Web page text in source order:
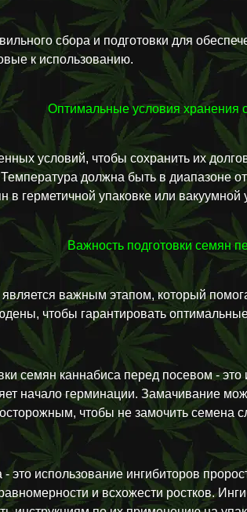
сбора и подготовки для
к использованию.
Оптимальные условия хранения
условий, чтобы сохранить их
Температура должна быть в
в герметичной упаковке или
Важность подготовки семян
важным этапом, который
чтобы гарантировать
семян каннабиса перед посевом -
начало герминации. Замачивание
чтобы не замочить семена
- это использование ингибиторов
и всхожести ростков.